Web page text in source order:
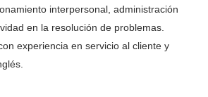
interpersonal, administración
en la resolución de problemas.
experiencia en servicio al cliente y